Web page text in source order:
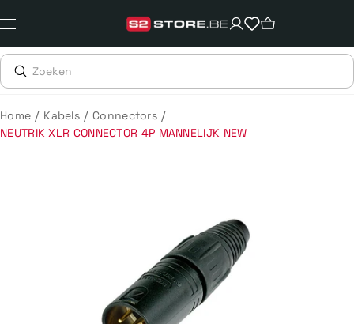
naar
content
Home / Kabels / Connectors /
NEUTRIK XLR CONNECTOR 4P MANNELIJK NEW